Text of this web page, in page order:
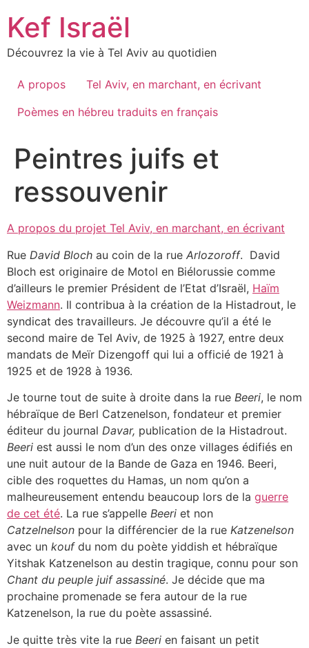
content
Kef Israël
Découvrez la vie à Tel Aviv au quotidien
A propos
Tel Aviv, en marchant, en écrivant
Poèmes en hébreu traduits en français
Peintres juifs et
ressouvenir
A propos du projet Tel Aviv, en marchant, en écrivant
Rue David Bloch au coin de la rue Arlozoroff. David
Bloch est originaire de Motol en Biélorussie comme
d’ailleurs le premier Président de l’Etat d’Israël, Haïm
Weizmann. Il contribua à la création de la Histadrout, le
syndicat des travailleurs. Je découvre qu’il a été le
second maire de Tel Aviv, de 1925 à 1927, entre deux
mandats de Meïr Dizengoff qui lui a officié de 1921 à
1925 et de 1928 à 1936.
Je tourne tout de suite à droite dans la rue Beeri, le nom
hébraïque de Berl Catzenelson, fondateur et premier
éditeur du journal Davar, publication de la Histadrout.
Beeri est aussi le nom d’un des onze villages édifiés en
une nuit autour de la Bande de Gaza en 1946. Beeri,
cible des roquettes du Hamas, un nom qu’on a
malheureusement entendu beaucoup lors de la guerre
de cet été. La rue s’appelle Beeri et non
Catzelnelson pour la différencier de la rue Katzenelson
avec un koufdu nom du poète yiddish et hébraïque
Yitshak Katzenelson au destin tragique, connu pour son
Chant du peuple juif assassiné. Je décide que ma
prochaine promenade se fera autour de la rue
Katzenelson, la rue du poète assassiné.
Je quitte très vite la rue Beeri en faisant un petit